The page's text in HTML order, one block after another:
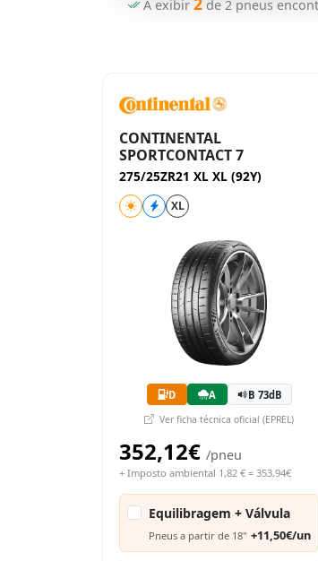
A exibir de 2pneus
CONTINENTAL
SPORTCONTACT 7
275/25ZR21 XL XL (92Y)
XL
D A B 73dB
Ver ficha técnica oficial (EPREL)
352,12€ /pneu
+ Imposto ambiental 1,82 € = 353,94€
Equilibragem + Válvula
Pneus a partir de 18" +11,50€/un